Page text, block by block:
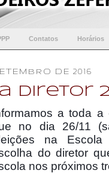
Contatos Horários
DE 2016
Diretor
a toda a
no dia 26/11
na
do diretor
nos próximos